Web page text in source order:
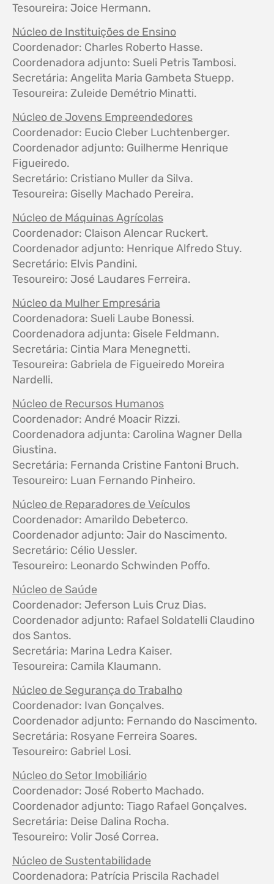
Tesoureira: Joice Hermann.
Núcleo de Instituições de Ensino
Coordenador: Charles Roberto Hasse.
Coordenadora adjunto: Sueli Petris Tambosi.
Secretária: Angelita Maria Gambeta Stuepp.
Tesoureira: Zuleide Demétrio Minatti.
Núcleo de Jovens Empreendedores
Coordenador: Eucio Cleber Luchtenberger.
Coordenador adjunto: Guilherme Henrique
Figueiredo.
Secretário: Cristiano Muller da Silva.
Tesoureira: Giselly Machado Pereira.
Núcleo de Máquinas Agrícolas
Coordenador: Claison Alencar Ruckert.
Coordenador adjunto: Henrique Alfredo Stuy.
Secretário: Elvis Pandini.
Tesoureiro: José Laudares Ferreira.
Núcleo da Mulher Empresária
Coordenadora: Sueli Laube Bonessi.
Coordenadora adjunta: Gisele Feldmann.
Secretária: Cintia Mara Menegnetti.
Tesoureira: Gabriela de Figueiredo Moreira
Nardelli.
Núcleo de Recursos Humanos
Coordenador: André Moacir Rizzi.
Coordenadora adjunta: Carolina Wagner Della
Giustina.
Secretária: Fernanda Cristine Fantoni Bruch.
Tesoureiro: Luan Fernando Pinheiro.
Núcleo de Reparadores de Veículos
Coordenador: Amarildo Debeterco.
Coordenador adjunto: Jair do Nascimento.
Secretário: Célio Uessler.
Tesoureiro: Leonardo Schwinden Poffo.
Núcleo de Saúde
Coordenador: Jeferson Luis Cruz Dias.
Coordenador adjunto: Rafael Soldatelli Claudino
dos Santos.
Secretária: Marina Ledra Kaiser.
Tesoureira: Camila Klaumann.
Núcleo de Segurança do Trabalho
Coordenador: Ivan Gonçalves.
Coordenador adjunto: Fernando do Nascimento.
Secretária: Rosyane Ferreira Soares.
Tesoureiro: Gabriel Losi.
Núcleo do Setor Imobiliário
Coordenador: José Roberto Machado.
Coordenador adjunto: Tiago Rafael Gonçalves.
Secretária: Deise Dalina Rocha.
Tesoureiro: Volir José Correa.
Núcleo de Sustentabilidade
Coordenadora: Patrícia Priscila Rachadel